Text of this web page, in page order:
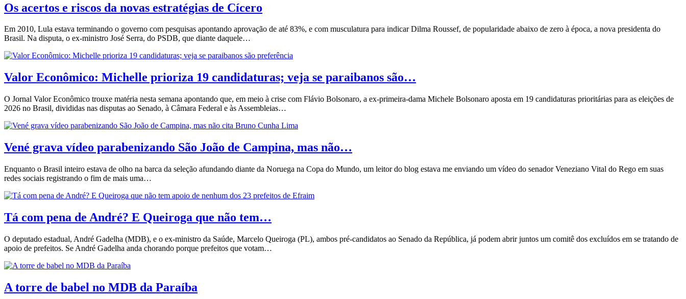
Os acertos e riscos da novas estratégias de Cícero
Em 2010, Lula estava terminando o governo com pesquisas apontando aprovação de até 83%, e com musculatura para indicar Dilma Roussef, de popularidade abaixo de zero à época, a nova presidenta do
Brasil. Na disputa, o ex-ministro José Serra, do PSDB, que diante daquele…
Valor Econômico: Michelle prioriza 19 candidaturas; veja se paraibanos são…
O Jornal Valor Econômico trouxe matéria nesta semana apontando que, em meio à crise com Flávio Bolsonaro, a ex-primeira-dama Michele Bolsonaro aposta em 19 candidaturas prioritárias para as eleições de
2026 no Brasil, divididas nas disputas ao Senado, à Câmara Federal e às Assembleias…
Vené grava vídeo parabenizando São João de Campina, mas não…
Enquanto o Brasil inteiro estava de olho na barca da seleção afundando diante da Noruega na Copa do Mundo, um leitor do blog estava me enviando um vídeo do senador Veneziano Vital do Rego em suas
redes sociais registrando o fim de mais uma…
Tá com pena de André? E Queiroga que não tem…
O deputado estadual, André Gadelha (MDB), e o ex-ministro da Saúde, Marcelo Queiroga (PL), ambos pré-candidatos ao Senado da República, já podem abrir juntos um comitê dos excluídos em se tratando de
apoio de prefeitos. Se André Gadelha anda chorando porque prefeitos que votam…
A torre de babel no MDB da Paraíba